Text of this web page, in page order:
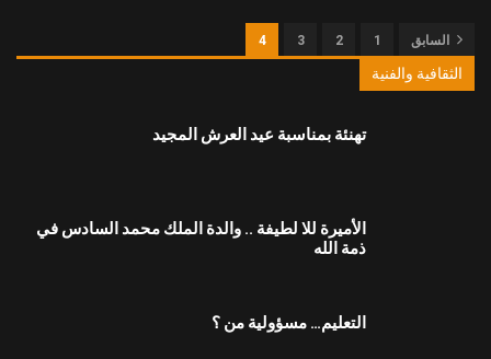
السابق 1
2
3
4
الثقافية والفنية
تهنئة بمناسبة عيد العرش المجيد
الأميرة للا لطيفة .. والدة الملك محمد السادس في
ذمة الله
التعليم… مسؤولية من ؟